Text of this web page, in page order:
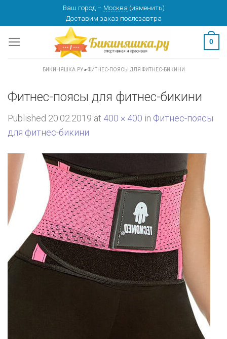
content
Ваш город – Москва (изменить)
Доставим заказ послезавтра
0
БИКИНЯШКА.РУ»ФИТНЕС-ПОЯСЫ ДЛЯ ФИТНЕС-БИКИНИ
Фитнес-поясы для фитнес-бикини
Published 20.02.2019 at 400 × 400 in Фитнес-поясы
для фитнес-бикини